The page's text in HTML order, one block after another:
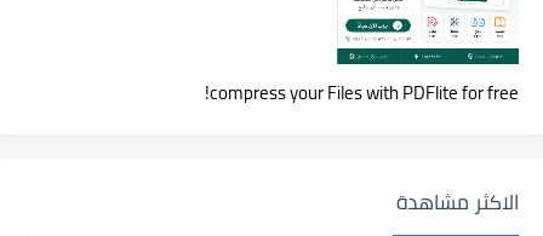
compress your Files with PDFlite for free!
الاكثر مشاهدة